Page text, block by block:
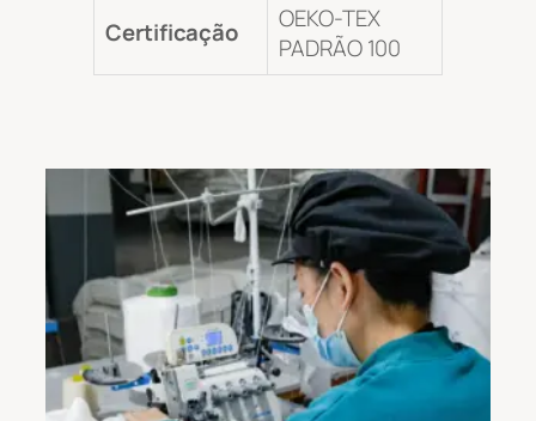
Certificação
OEKO-TEX
PADRÃO 100